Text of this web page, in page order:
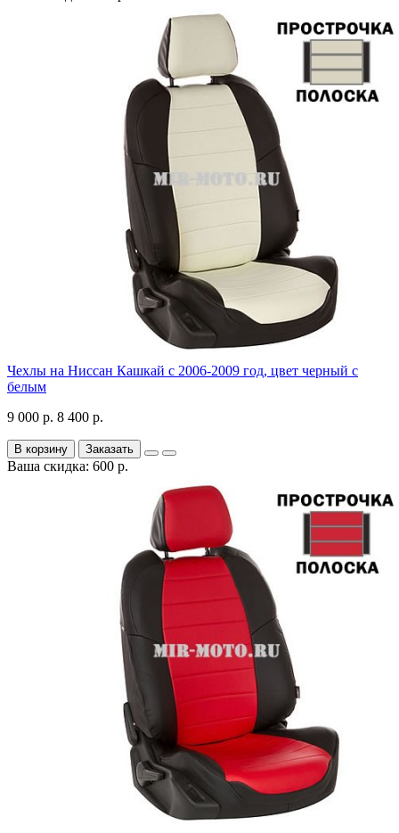
Чехлы на Ниссан Кашкай с 2006-2009 год, цвет черный с
белым
9 000 р. 8 400 р.
В корзину Заказать
Ваша скидка: 600 р.